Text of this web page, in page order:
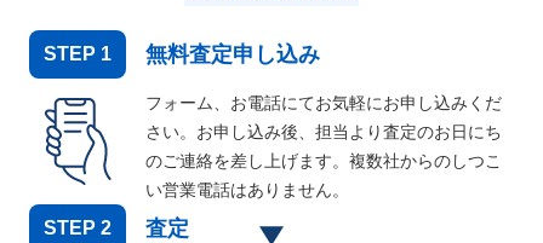
STEP 1 無料査定申し込み
フォーム、お電話にてお気軽にお申し込みくだ
さい。お申し込み後、担当より査定のお日にち
のご連絡を差し上げます。複数社からのしつこ
い営業電話はありません。
STEP 2 査定